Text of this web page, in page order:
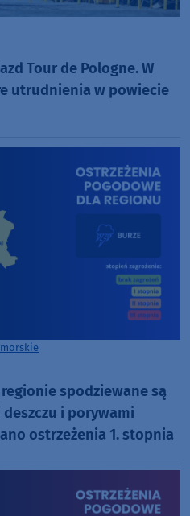
Tour de Pologne. W
utrudnienia w powiecie
spodziewane są
i porywami
ostrzeżenia 1. stopnia